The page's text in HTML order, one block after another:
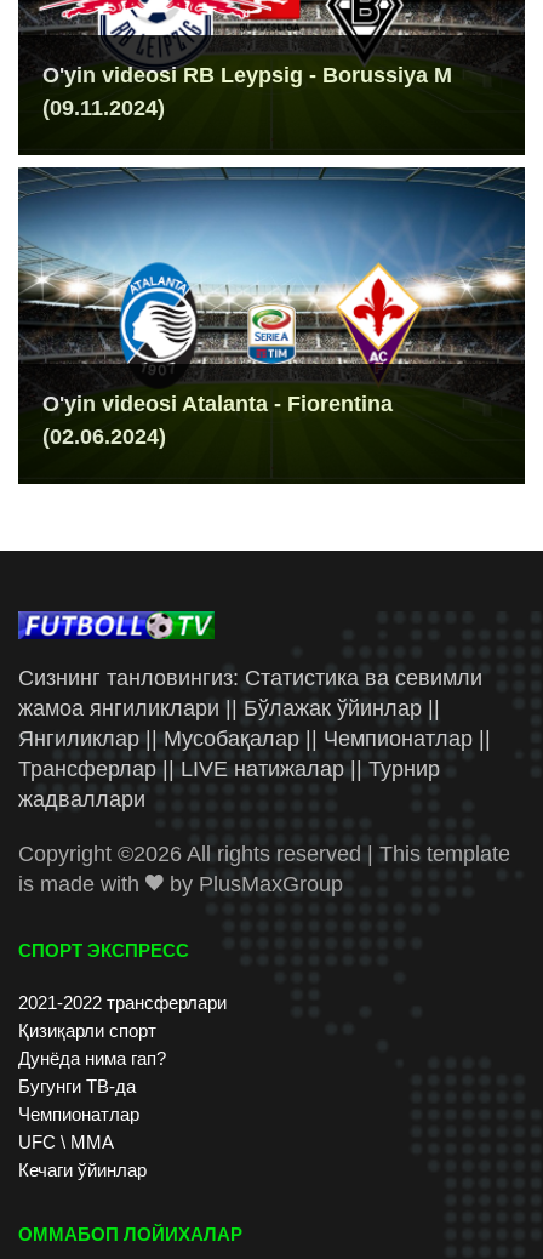
O'yin videosi RB Leypsig - Borussiya M
(09.11.2024)
O'yin videosi Atalanta - Fiorentina
(02.06.2024)
Сизнинг танловингиз: Статистика ва севимли
жамоа янгиликлари || Бўлажак ўйинлар ||
Янгиликлар || Мусобақалар || Чемпионатлар ||
Трансферлар || LIVE натижалар || Турнир
жадваллари
Copyright ©2026 All rights reserved | This template
is made with
by PlusMaxGroup
СПОРТ ЭКСПРЕСС
2021-2022 трансферлари
Қизиқарли спорт
Дунёда нима гап?
Бугунги ТВ-да
Чемпионатлар
UFC \ ММА
Кечаги ўйинлар
ОММАБОП ЛОЙИХАЛАР